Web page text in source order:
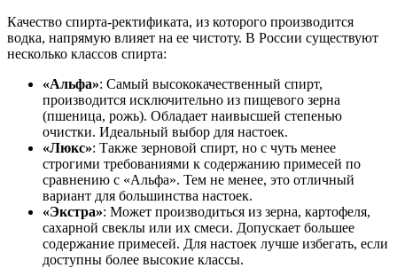
Качество спирта-ректификата, из которого производится
водка, напрямую влияет на ее чистоту. В России существуют
несколько классов спирта:
«Альфа»: Самый высококачественный спирт,
производится исключительно из пищевого зерна
(пшеница, рожь). Обладает наивысшей степенью
очистки. Идеальный выбор для настоек.
«Люкс»: Также зерновой спирт, но с чуть менее
строгими требованиями к содержанию примесей по
сравнению с «Альфа». Тем не менее, это отличный
вариант для большинства настоек.
«Экстра»: Может производиться из зерна, картофеля,
сахарной свеклы или их смеси. Допускает большее
содержание примесей. Для настоек лучше избегать, если
доступны более высокие классы.